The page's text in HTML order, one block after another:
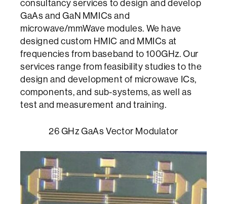
consultancy services to design and develop
GaAs and GaN MMICs and
microwave/mmWave modules. We have
designed custom HMIC and MMICs at
frequencies from baseband to 100GHz. Our
services range from feasibility studies to the
design and development of microwave ICs,
components, and sub-systems, as well as
test and measurement and training.
26 GHz GaAs Vector Modulator